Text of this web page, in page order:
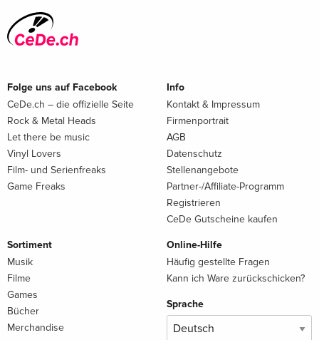
Folge uns auf Facebook
CeDe.ch – die offizielle Seite
Rock & Metal Heads
Let there be music
Vinyl Lovers
Film- und Serienfreaks
Game Freaks
Info
Kontakt & Impressum
Firmenportrait
AGB
Datenschutz
Stellenangebote
Partner-/Affiliate-Programm
Registrieren
CeDe Gutscheine kaufen
Sortiment
Musik
Filme
Games
Bücher
Merchandise
Online-Hilfe
Häufig gestellte Fragen
Kann ich Ware zurückschicken?
Sprache